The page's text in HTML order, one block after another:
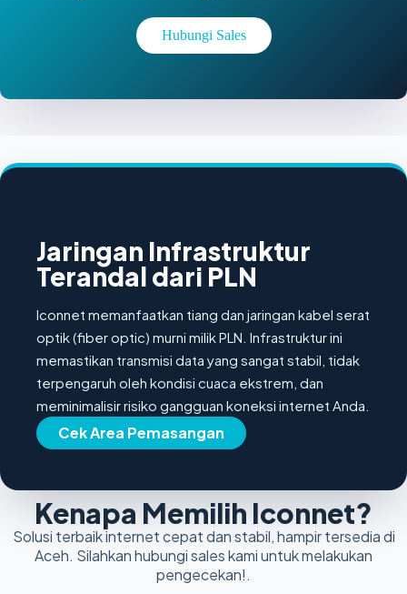
Hubungi Sales
Jaringan Infrastruktur
Terandal dari PLN
Iconnet memanfaatkan tiang dan jaringan kabel serat
optik (fiber optic) murni milik PLN. Infrastruktur ini
memastikan transmisi data yang sangat stabil, tidak
terpengaruh oleh kondisi cuaca ekstrem, dan
meminimalisir risiko gangguan koneksi internet Anda.
Cek Area Pemasangan
Kenapa Memilih Iconnet?
Solusi terbaik internet cepat dan stabil, hampir tersedia di
Aceh. Silahkan hubungi sales kami untuk melakukan
pengecekan!.